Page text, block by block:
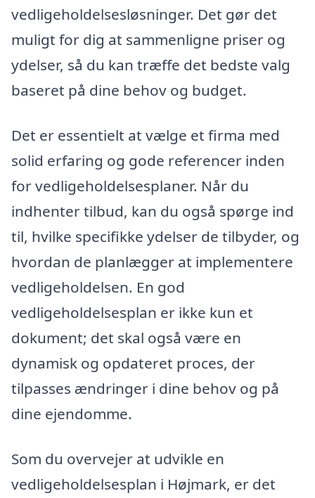
vedligeholdelsesløsninger. Det gør det
muligt for dig at sammenligne priser og
ydelser, så du kan træffe det bedste valg
baseret på dine behov og budget.
Det er essentielt at vælge et firma med
solid erfaring og gode referencer inden
for vedligeholdelsesplaner. Når du
indhenter tilbud, kan du også spørge ind
til, hvilke specifikke ydelser de tilbyder, og
hvordan de planlægger at implementere
vedligeholdelsen. En god
vedligeholdelsesplan er ikke kun et
dokument; det skal også være en
dynamisk og opdateret proces, der
tilpasses ændringer i dine behov og på
dine ejendomme.
Som du overvejer at udvikle en
vedligeholdelsesplan i Højmark, er det